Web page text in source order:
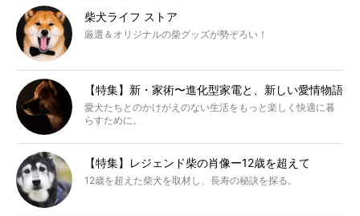
柴犬ライフ ストア
厳選＆オリジナルの柴グッズが勢ぞろい！
【特集】新・家術〜進化型家電と、新しい愛情物語
愛犬たちとのかけがえのない生活をもっと楽しく快適に暮
らすために。
【特集】レジェンド柴の肖像ー12歳を超えて
12歳を超えた柴犬を取材し、長寿の秘訣を探る。